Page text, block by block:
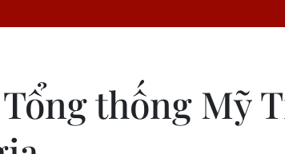
thống Mỹ